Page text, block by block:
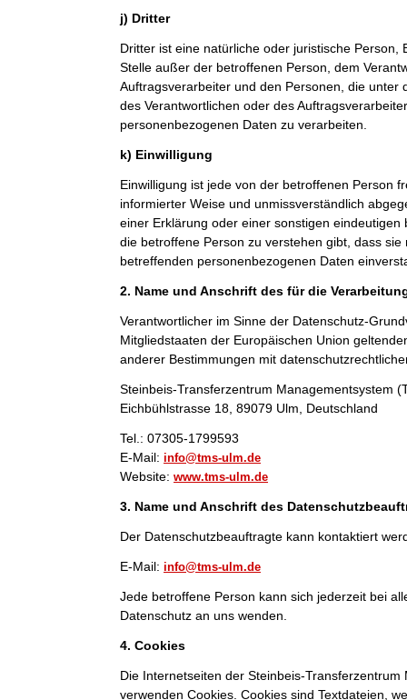
j) Dritter
Dritter ist eine natürliche oder juristische Person,
Stelle außer der betroffenen Person, dem
Auftragsverarbeiter und den Personen, die unter
des Verantwortlichen oder des
personenbezogenen Daten zu verarbeiten.
k) Einwilligung
Einwilligung ist jede von der betroffenen Person
informierter Weise und unmissverständlich
einer Erklärung oder einer sonstigen
die betroffene Person zu verstehen gibt, dass
betreffenden personenbezogenen Daten
2. Name und Anschrift des für die
Verantwortlicher im Sinne der Datenschutz-
Mitgliedstaaten der Europäischen Union
anderer Bestimmungen mit
Steinbeis-Transferzentrum Managementsystem
Eichbühlstrasse 18, 89079 Ulm, Deutschland
Tel.: 07305-1799593
E-Mail: info@tms-ulm.de
Website: www.tms-ulm.de
3. Name und Anschrift des
Der Datenschutzbeauftragte kann kontaktiert
E-Mail: info@tms-ulm.de
Jede betroffene Person kann sich jederzeit bei
Datenschutz an uns wenden.
4. Cookies
Die Internetseiten der Steinbeis-
verwenden Cookies. Cookies sind Textdateien,